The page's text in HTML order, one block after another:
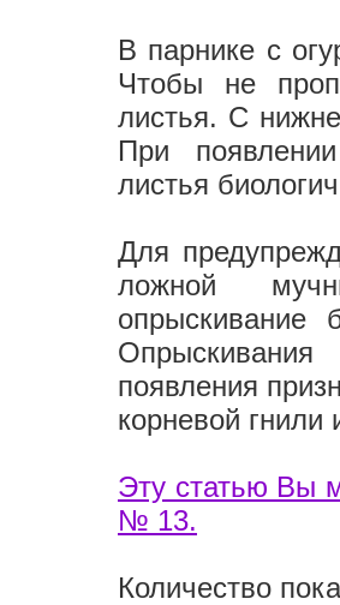
В парнике с
Чтобы не
листья. С
При
листья
Для
ложной
опрыскивание
появления
корневой гнили
Эту статью Вы
№ 13.
Количество